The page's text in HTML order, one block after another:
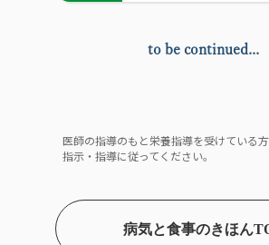
to be continued...
医師の指導のもと栄養指導を受けている
指示・指導に従ってください。
病気と食事のきほん